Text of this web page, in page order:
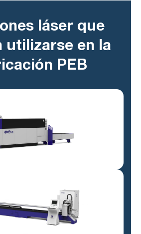
láser que
utilizarse en la
PEB